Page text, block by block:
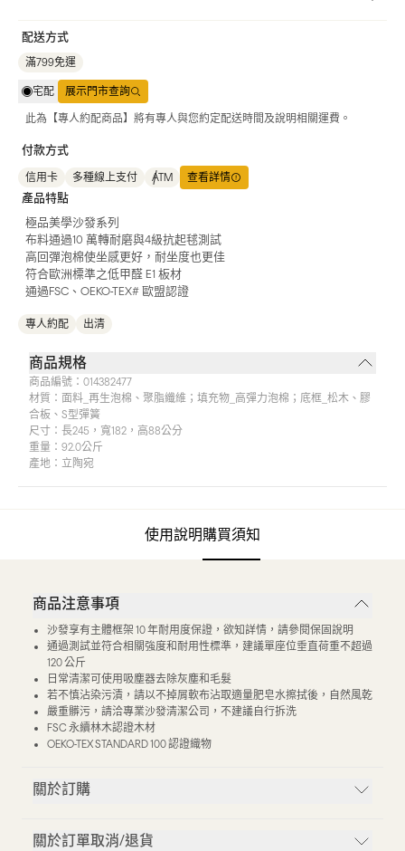
配送方式
滿799免運
宅配 展示門市查詢
此為【專人約配商品】將有專人與您約定配送時間及說明相關運費。
付款方式
信用卡 多種線上支付 ATM 查看詳情
產品特點
極品美學沙發系列
布料通過10 萬轉耐磨與4級抗起毬測試
高回彈泡棉使坐感更好，耐坐度也更佳
符合歐洲標準之低甲醛 E1 板材
通過FSC、OEKO-TEX# 歐盟認證
專人約配 出清
商品規格
商品編號： 014382477
材質： 面料_再生泡棉、聚脂纖維；填充物_高彈力泡棉；底框_松木、膠
合板、S型彈簧
尺寸： 長245，寬182，高88公分
重量： 92.0公斤
產地： 立陶宛
使用說明購買須知
商品注意事項
沙發享有主體框架 10 年耐用度保證，欲知詳情，請參閱保固說明
通過測試並符合相關強度和耐用性標準，建議單座位垂直荷重不超過
120 公斤
日常清潔可使用吸塵器去除灰塵和毛髮
若不慎沾染污漬，請以不掉屑軟布沾取適量肥皂水擦拭後，自然風乾
嚴重髒污，請洽專業沙發清潔公司，不建議自行拆洗
FSC 永續林木認證木材
OEKO-TEX STANDARD 100 認證織物
關於訂購
關於訂單取消/退貨